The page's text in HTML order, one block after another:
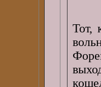
Тот,